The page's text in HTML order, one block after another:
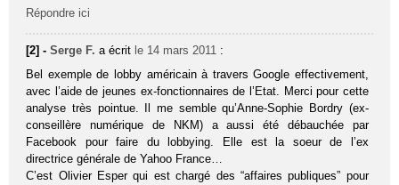
Répondre ici
[2] -Serge F. a écrit le 14 mars 2011 :
Bel exemple de lobby américain à travers Google effectivement,
avec l’aide de jeunes ex-fonctionnaires de l’Etat. Merci pour cette
analyse très pointue. Il me semble qu’Anne-Sophie Bordry (ex-
conseillère numérique de NKM) a aussi été débauchée par
Facebook pour faire du lobbying. Elle est la soeur de l’ex
directrice générale de Yahoo France…
C’est Olivier Esper qui est chargé des “affaires publiques” pour